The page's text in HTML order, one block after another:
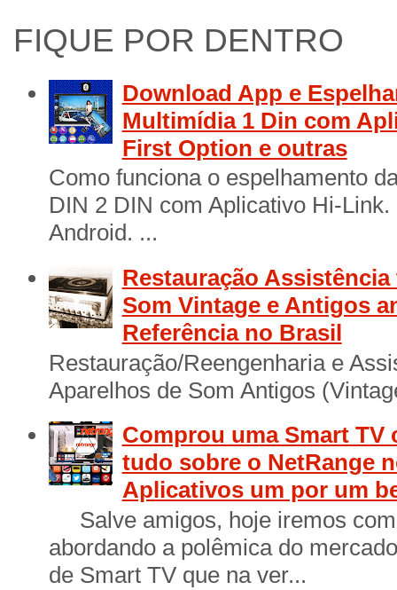
FIQUE POR DENTRO
Download App e
Multimídia 1 Din com
First Option e outras
Como funciona o espelhamento
DIN 2 DIN com Aplicativo Hi-
Android. ...
Restauração
Som Vintage e Antigos
Referência no Brasil
Restauração/Reengenharia e
Aparelhos de Som Antigos
Comprou uma Smart TV
tudo sobre o NetRange
Aplicativos um por um
Salve amigos, hoje iremos
abordando a polêmica do
de Smart TV que na ver...